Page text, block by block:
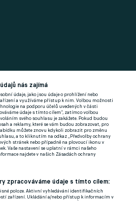
GDPR a žurnalistika
nás zajímá
údaje, jako jsou údaje o prohlížení nebo
a využíváme přístup k nim. Volbou možnosti
na podporu účelů uvedených v části
údaje s tímto cílem“, zatímco volbou
svého souhlasu je zakážete. Pokud budou
a reklamy, které se vám budou zobrazovat, pro
můžete znovu kdykoli zobrazit pro změnu
a to kliknutím na odkaz „Předvolby ochrany
stránek nebo případně na plovoucí ikonu v
Vaše nastavení se uplatní v rámci našeho
najdete v našich Zásadách ochrany
zpracováváme údaje s tímto cílem:
poloze. Aktivní vyhledávání identifikačních
zařízení. Ukládání a/nebo přístup k informacím v